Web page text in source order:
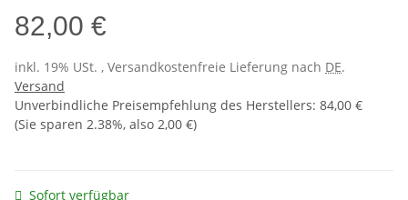
82,00 €
inkl. 19% USt. , Versandkostenfreie Lieferung nach DE.
Versand
Unverbindliche Preisempfehlung des Herstellers: 84,00 €
(Sie sparen 2.38%, also 2,00 €)
Sofort verfügbar